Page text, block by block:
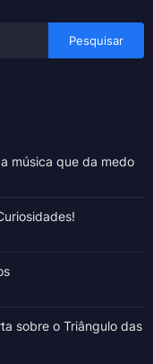
música que da medo
sobre o Triângulo das